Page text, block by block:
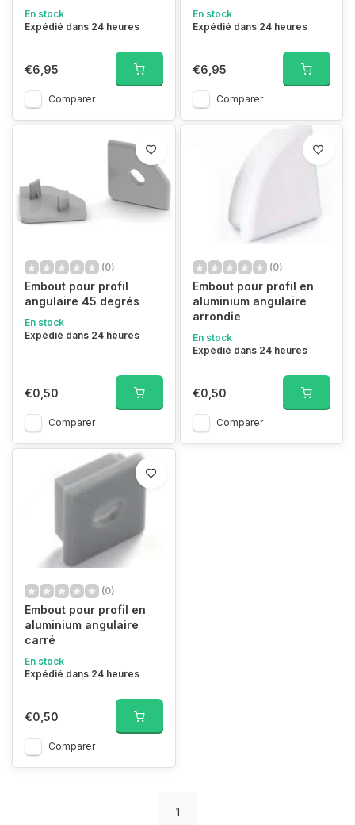
En stock
Expédié dans 24 heures
€6,95
Comparer
En stock
Expédié dans 24 heures
€6,95
Comparer
(0)
Embout pour profil
angulaire 45 degrés
En stock
Expédié dans 24 heures
€0,50
Comparer
(0)
Embout pour profil en
aluminium angulaire
arrondie
En stock
Expédié dans 24 heures
€0,50
Comparer
(0)
Embout pour profil en
aluminium angulaire
carré
En stock
Expédié dans 24 heures
€0,50
Comparer
1